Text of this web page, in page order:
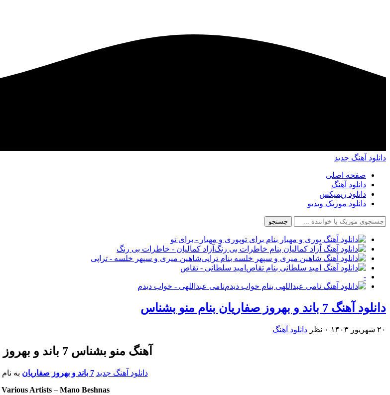
دانلود آهنگ جدید
صفحه اصلی
دانلود آهنگ
دانلود ریمیکس
دانلود موزیک ویدیو
جستجو
پوری و مهیار - برای تو
آزاد کمالیان - خاطرات بی رنگ
شاهین میری و سپهر خلسه - تراپی
امید سلطانی - تقاص
-
نامی عبداللهی - خواب دیدم
دانلود آهنگ 7 باند و بهروز صفاریان بنام منو بشناس
۲۰ شهریور ۱۴۰۳ ۰ نظر دانلود آهنگ
آهنگ منو بشناس 7 باند و بهروز صفاریان
دانلود آهنگ جدید 7 باند و بهروز صفاریان به نام
Various Artists– Mano Beshnas